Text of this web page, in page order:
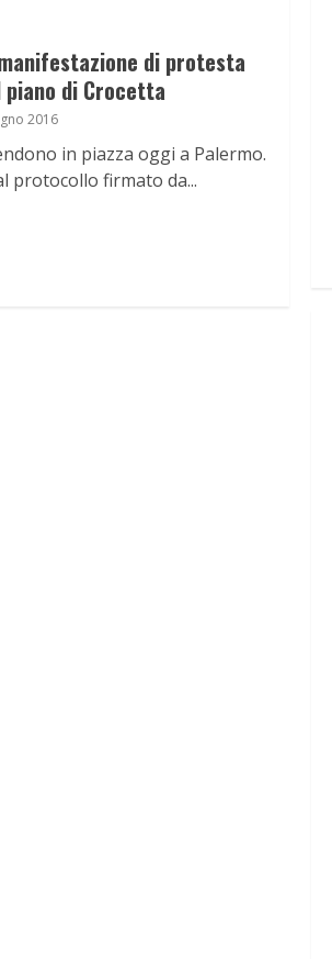
di protesta
di Crocetta
2016
in piazza oggi a Palermo.
protocollo firmato da...